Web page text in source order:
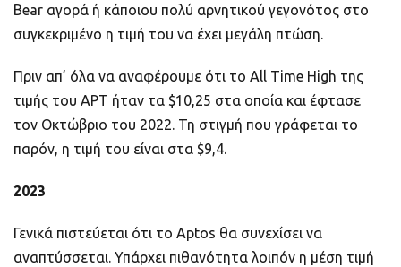
Bear αγορά ή κάποιου πολύ αρνητικού γεγονότος στο
συγκεκριμένο η τιμή του να έχει μεγάλη πτώση.
Πριν απ’ όλα να αναφέρουμε ότι το All Time High της
τιμής του APT ήταν τα $10,25 στα οποία και έφτασε
τον Οκτώβριο του 2022. Τη στιγμή που γράφεται το
παρόν, η τιμή του είναι στα $9,4.
2023
Γενικά πιστεύεται ότι το Aptos θα συνεχίσει να
αναπτύσσεται. Υπάρχει πιθανότητα λοιπόν η μέση τιμή